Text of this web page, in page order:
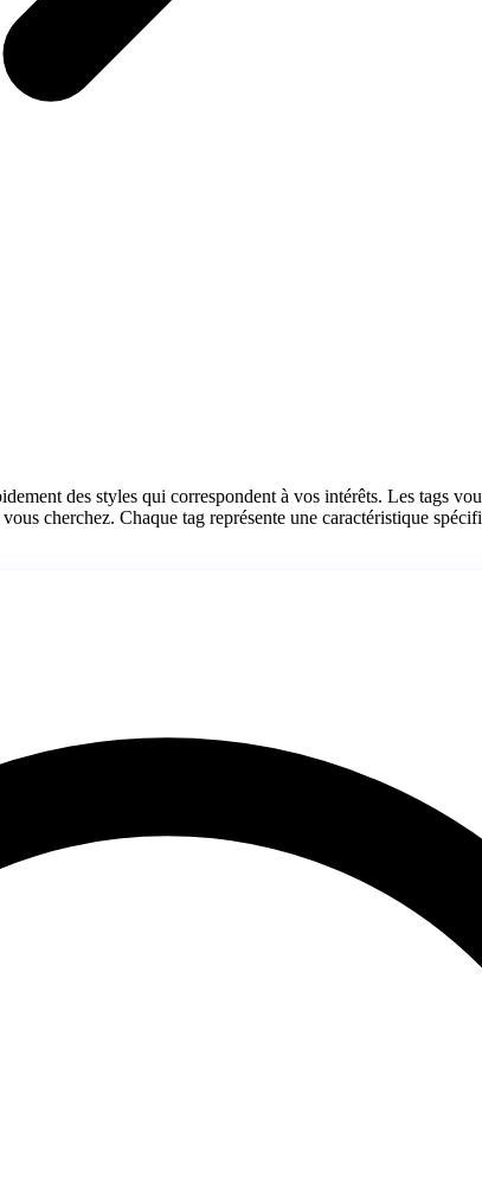
des styles qui correspondent à vos intérêts. Les tags
cherchez. Chaque tag représente une caractéristique